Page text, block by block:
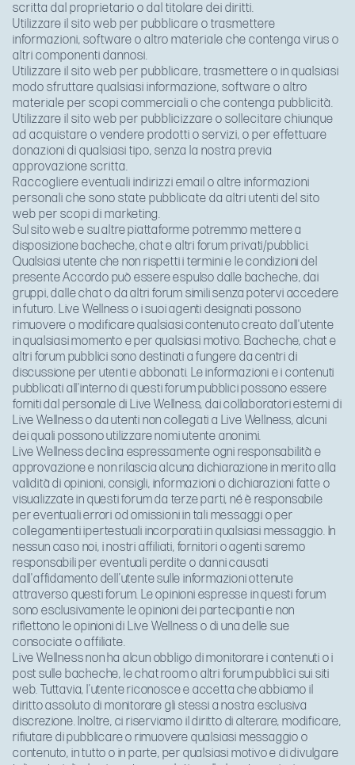
scritta dal proprietario o dal titolare dei diritti.
Utilizzare il sito web per pubblicare o trasmettere
informazioni, software o altro materiale che contenga virus o
altri componenti dannosi.
Utilizzare il sito web per pubblicare, trasmettere o in qualsiasi
modo sfruttare qualsiasi informazione, software o altro
materiale per scopi commerciali o che contenga pubblicità.
Utilizzare il sito web per pubblicizzare o sollecitare chiunque
ad acquistare o vendere prodotti o servizi, o per effettuare
donazioni di qualsiasi tipo, senza la nostra previa
approvazione scritta.
Raccogliere eventuali indirizzi email o altre informazioni
personali che sono state pubblicate da altri utenti del sito
web per scopi di marketing.
Sul sito web e su altre piattaforme potremmo mettere a
disposizione bacheche, chat e altri forum privati/pubblici.
Qualsiasi utente che non rispetti i termini e le condizioni del
presente Accordo può essere espulso dalle bacheche, dai
gruppi, dalle chat o da altri forum simili senza potervi accedere
in futuro. Live Wellness o i suoi agenti designati possono
rimuovere o modificare qualsiasi contenuto creato dall'utente
in qualsiasi momento e per qualsiasi motivo. Bacheche, chat e
altri forum pubblici sono destinati a fungere da centri di
discussione per utenti e abbonati. Le informazioni e i contenuti
pubblicati all'interno di questi forum pubblici possono essere
forniti dal personale di Live Wellness, dai collaboratori esterni di
Live Wellness o da utenti non collegati a Live Wellness, alcuni
dei quali possono utilizzare nomi utente anonimi.
Live Wellness declina espressamente ogni responsabilità e
approvazione e non rilascia alcuna dichiarazione in merito alla
validità di opinioni, consigli, informazioni o dichiarazioni fatte o
visualizzate in questi forum da terze parti, né è responsabile
per eventuali errori od omissioni in tali messaggi o per
collegamenti ipertestuali incorporati in qualsiasi messaggio. In
nessun caso noi, i nostri affiliati, fornitori o agenti saremo
responsabili per eventuali perdite o danni causati
dall'affidamento dell’utente sulle informazioni ottenute
attraverso questi forum. Le opinioni espresse in questi forum
sono esclusivamente le opinioni dei partecipanti e non
riflettono le opinioni di Live Wellness o di una delle sue
consociate o affiliate.
Live Wellness non ha alcun obbligo di monitorare i contenuti o i
post sulle bacheche, le chat room o altri forum pubblici sui siti
web. Tuttavia, l’utente riconosce e accetta che abbiamo il
diritto assoluto di monitorare gli stessi a nostra esclusiva
discrezione. Inoltre, ci riserviamo il diritto di alterare, modificare,
rifiutare di pubblicare o rimuovere qualsiasi messaggio o
contenuto, in tutto o in parte, per qualsiasi motivo e di divulgare